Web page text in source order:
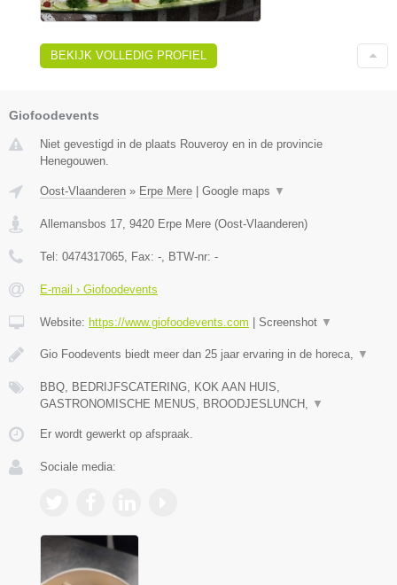
BEKIJK VOLLEDIG PROFIEL
Giofoodevents
Niet gevestigd in de plaats Rouveroy en in de provincie
Henegouwen.
Oost-Vlaanderen » Erpe Mere Google maps ▼
Allemansbos 17, 9420 Erpe Mere (Oost-Vlaanderen)
Tel: 0474317065, Fax: -, BTW-nr: -
E-mail › Giofoodevents
Website: https://www.giofoodevents.com Screenshot ▼
Gio Foodevents biedt meer dan 25 jaar ervaring in de horeca, ▼
BBQ, BEDRIJFSCATERING, KOK AAN HUIS,
GASTRONOMISCHE MENUS, BROODJESLUNCH, ▼
Er wordt gewerkt op afspraak.
Sociale media: